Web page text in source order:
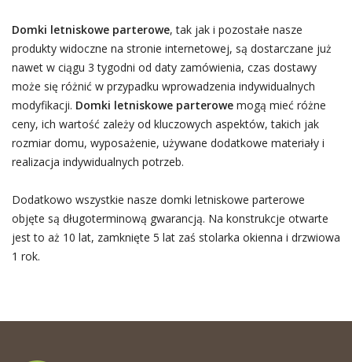
Domki letniskowe parterowe, tak jak i pozostałe nasze
produkty widoczne na stronie internetowej, są dostarczane już
nawet w ciągu 3 tygodni od daty zamówienia, czas dostawy
może się różnić w przypadku wprowadzenia indywidualnych
modyfikacji. Domki letniskowe parterowe mogą mieć różne
ceny, ich wartość zależy od kluczowych aspektów, takich jak
rozmiar domu, wyposażenie, używane dodatkowe materiały i
realizacja indywidualnych potrzeb.
Dodatkowo wszystkie nasze domki letniskowe parterowe
objęte są długoterminową gwarancją. Na konstrukcje otwarte
jest to aż 10 lat, zamknięte 5 lat zaś stolarka okienna i drzwiowa
1 rok.